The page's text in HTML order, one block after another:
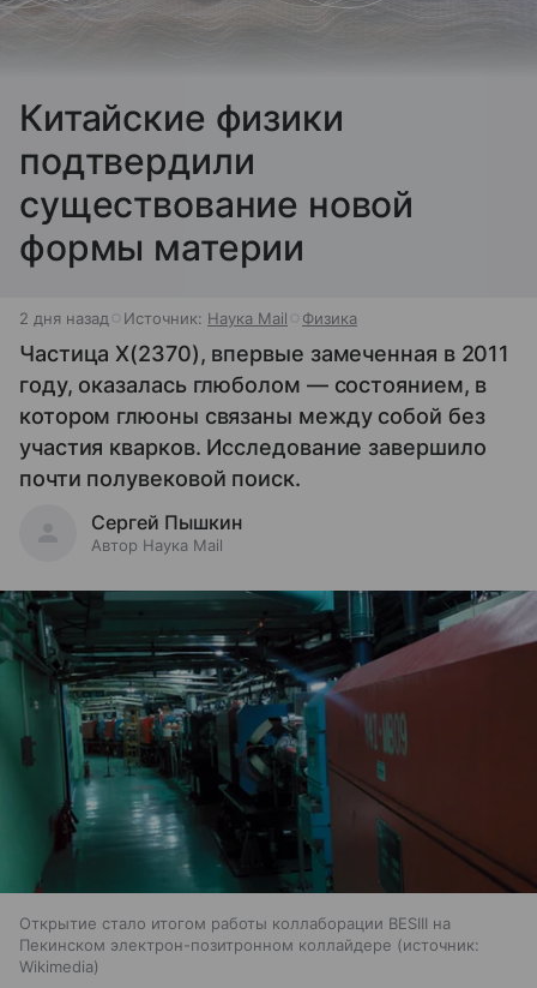
Китайские физики
подтвердили
существование новой
формы материи
2 дня назад Источник: Наука Mail Физика
Частица X(2370), впервые замеченная в 2011
году, оказалась глюболом — состоянием, в
котором глюоны связаны между собой без
участия кварков. Исследование завершило
почти полувековой поиск.
Сергей Пышкин
Автор Наука Mail
Открытие стало итогом работы коллаборации BESIII на
Пекинском электрон-позитронном коллайдере
источник:
Wikimedia